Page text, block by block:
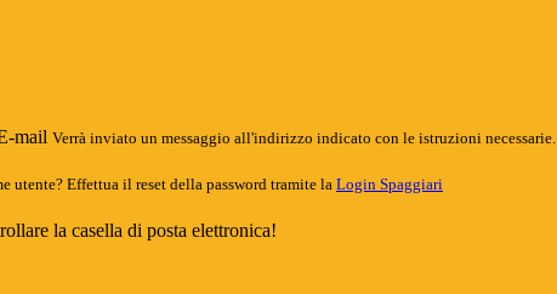
mail Verrà inviato un messaggio all'indirizzo indicato con le istruzioni necessarie.
utente? Effettua il reset della password tramite la Login Spaggiari
la casella di posta elettronica!